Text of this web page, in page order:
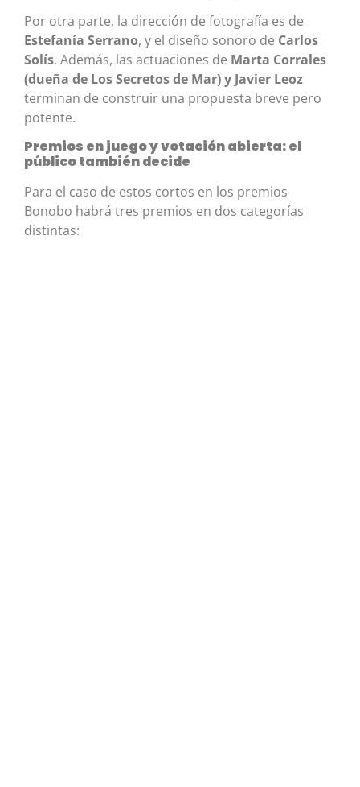
Por otra parte, la dirección de fotografía es de
Estefanía Serrano, y el diseño sonoro de Carlos
Solís. Además, las actuaciones de Marta Corrales
(dueña de Los Secretos de Mar) y Javier Leoz
terminan de construir una propuesta breve pero
potente.
Premios en juego y votación abierta: el
público también decide
Para el caso de estos cortos en los premios
Bonobo habrá tres premios en dos categorías
distintas: